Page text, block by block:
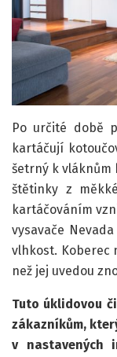
Po určité době
kartáčují
šetrný k vláknům
štětinky z
kartáčováním
vysavače
vlhkost. Koberec
než jej uvedou
Tuto úklidovou
zákazníkům,
v nastavených